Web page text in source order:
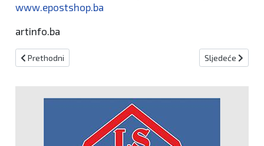
www.epostshop.ba
artinfo.ba
Prethodni članak: Beč gradi najmoćniju pumpu za kišnicu u Europi
Prethodni Sljedeći
Sljedeće